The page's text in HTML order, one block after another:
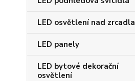
LED osvětlení nad zrcadla
LED panely
LED bytové dekorační
osvětlení